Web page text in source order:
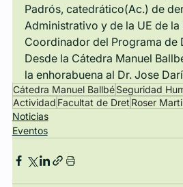
Padrós, catedrático(Ac.) de
Administrativo y de la UE de la
Coordinador del Programa de
Desde la Cátedra Manuel
la enhorabuena al Dr. Jose
Cátedra Manuel BallbéSeguridad
Actividad Facultat de Dret Roser
Noticias
Eventos